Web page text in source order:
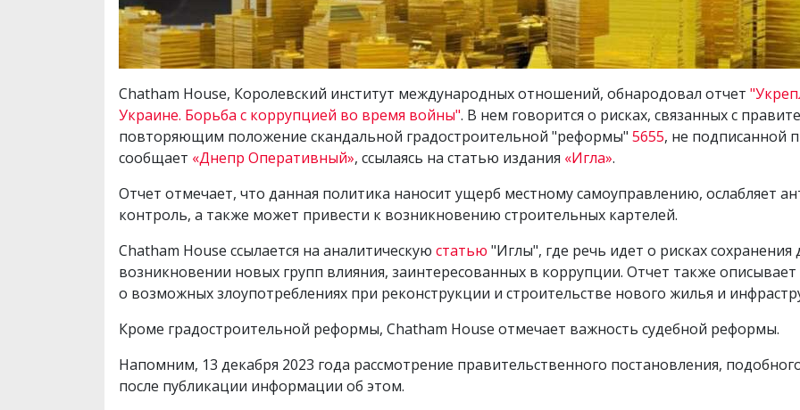
Chatham House, Королевский институт международных отношений, обнародовал отчет
Украине. Борьба с коррупцией во время войны". В нем говорится о рисках, связанных с
повторяющим положение скандальной градостроительной "реформы" 5655, не подписанной
сообщает «Днепр Оперативный», ссылаясь на статью издания «Игла».
Отчет отмечает, что данная политика наносит ущерб местному самоуправлению, ослабляет
контроль, а также может привести к возникновению строительных картелей.
Chatham House ссылается на аналитическую статью "Иглы", где речь идет о рисках
возникновении новых групп влияния, заинтересованных в коррупции. Отчет также
о возможных злоупотреблениях при реконструкции и строительстве нового жилья и
Кроме градостроительной реформы, Chatham House отмечает важность судебной реформы.
Напомним, 13 декабря 2023 года рассмотрение правительственного постановления,
после публикации информации об этом.